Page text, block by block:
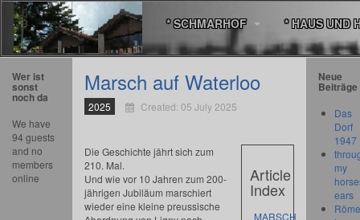
* SCHMARHOF * HAUS UND
Marsch auf Waterloo
2025 Created: 05 July 2025
Article
Index
MARSCH
Die Geschichte jährt sich zum
210. Mal.
Und wie vor 10 Jahren zum 200-
jährigen Jubiläum marschiert
wieder eine kleine preussische
Wer ist
sonst
noch da
We have
94 guests
and no
members
online
Neue
Beiträge
Das
Dorf
1947
my
ears